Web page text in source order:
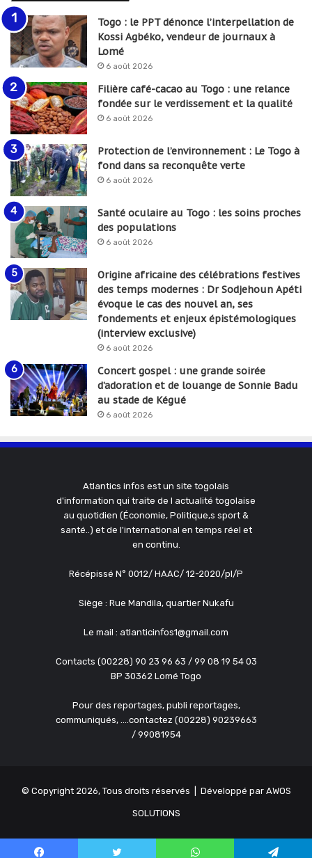
Togo : le PPT dénonce l’interpellation de
Kossi Agbéko, vendeur de journaux à
Lomé
6 août 2026
Filière café-cacao au Togo : une relance
fondée sur le verdissement et la qualité
6 août 2026
Protection de l’environnement : Le Togo à
fond dans sa reconquête verte
6 août 2026
Santé oculaire au Togo : les soins proches
des populations
6 août 2026
Origine africaine des célébrations festives
des temps modernes : Dr Sodjehoun Apéti
évoque le cas des nouvel an, ses
fondements et enjeux épistémologiques
(interview exclusive)
6 août 2026
Concert gospel : une grande soirée
d’adoration et de louange de Sonnie Badu
au stade de Kégué
6 août 2026
Atlantics infos est un site togolais
d'information qui traite de l actualité togolaise
au quotidien (Économie, Politique,s sport &
santé..) et de l'international en temps réel et
en continu.
Récépissé N° 0012/ HAAC/ 12-2020/pl/P
Siège : Rue Mandila, quartier Nukafu
Le mail : atlanticinfos1@gmail.com
Contacts (00228) 90 23 96 63 / 99 08 19 54 03
BP 30362 Lomé Togo
Pour des reportages, publi reportages,
communiqués, ....contactez (00228) 90239663
/ 99081954
© Copyright 2026, Tous droits réservés | Développé par AWOS
SOLUTIONS